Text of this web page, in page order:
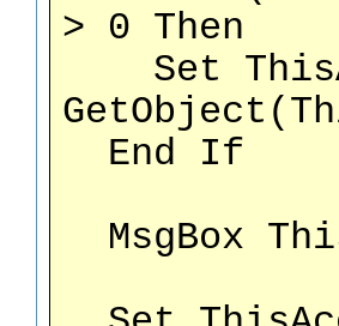
> 0 Then
Set
End If
MsgBox